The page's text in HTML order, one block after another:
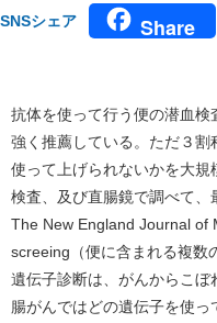
SNSシェア Share
抗体を使って行う便の潜血
強く推薦している。ただ３
使って上げられないかを大
検査、及び直腸鏡で調べて
The New England Journal of
screeing（便に含まれる複
遺伝子診断は、がんからこ
腸がんではどの遺伝子を使